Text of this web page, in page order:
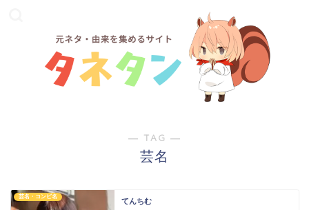
― TAG ―
芸名
芸名・コンビ名
てんちむ